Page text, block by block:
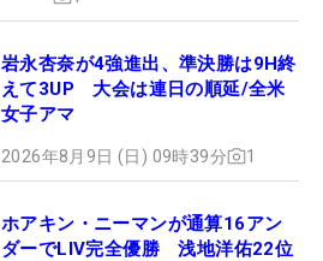
岩永杏奈が4強進出、準決勝は9H終
えて3UP 大会は連日の順延/全米
女子アマ
2026年8月9日 (日) 09時39分 1
ホアキン・ニーマンが通算16アン
ダーでLIV完全優勝 浅地洋佑22位